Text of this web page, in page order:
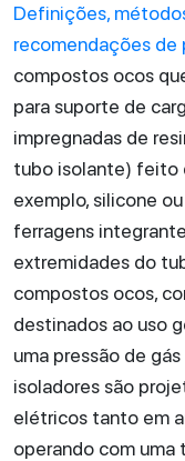
Definições,
recomendações de
compostos ocos
para suporte de
impregnadas de
tubo isolante) feito
exemplo, silicone
ferragens
extremidades do
compostos ocos,
destinados ao uso
uma pressão de
isoladores são
elétricos tanto em
operando com